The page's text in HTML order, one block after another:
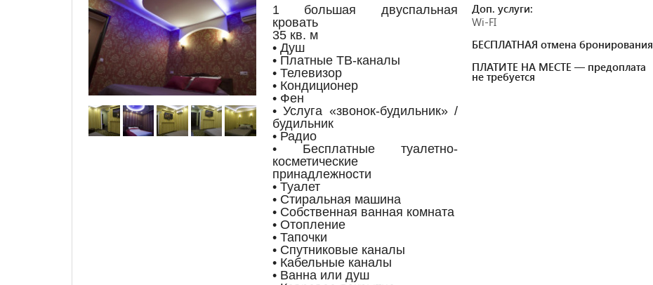
1 большая двуспальная
кровать
35 кв. м
• Душ
• Платные ТВ-каналы
• Телевизор
• Кондиционер
• Фен
• Услуга «звонок-будильник» /
будильник
• Радио
• Бесплатные туалетно-
косметические
принадлежности
• Туалет
• Стиральная машина
• Собственная ванная комната
• Отопление
• Тапочки
• Спутниковые каналы
• Кабельные каналы
• Ванна или душ
Доп. услуги:
Wi-FI
БЕСПЛАТНАЯ отмена бронирования
ПЛАТИТЕ НА МЕСТЕ — предоплата
не требуется